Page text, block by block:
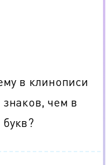
в клинописи
чем в